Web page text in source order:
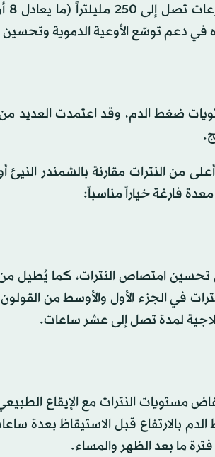
دعم توسّع الأوعية الدموية وتحسين
ضغط الدم، وقد اعتمدت العديد
من النترات مقارنة بالشمندر النيئ
فارغة خياراً مناسباً:
امتصاص النترات، كما يُطيل من
في الجزء الأول والأوسط من
لمدة تصل إلى عشر ساعات.
مستويات النترات مع الإيقاع
بالارتفاع قبل الاستيقاظ بعدة
ما بعد الظهر والمساء.